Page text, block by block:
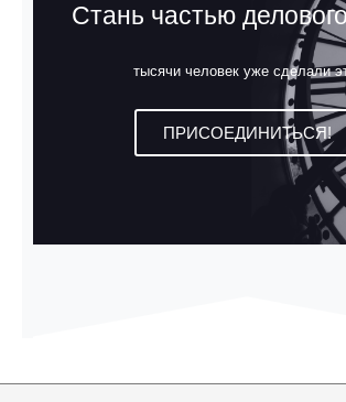
Стань частью
тысячи человек уже сделали
ПРИСОЕДИНИТЬСЯ!